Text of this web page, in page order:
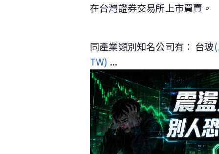
在台灣證券交易所上市買賣。
同產業類別知名公司有： 台玻
TW) ...